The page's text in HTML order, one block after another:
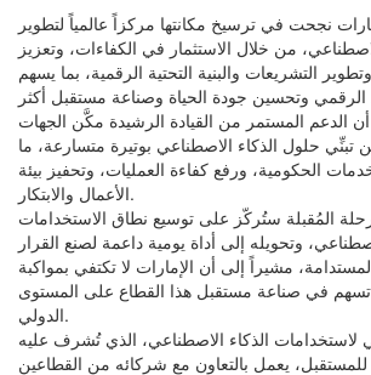
نجحت في ترسيخ مكانتها مركزاً عالمياً لتطوير
من خلال الاستثمار في الكفاءات، وتعزيز
التشريعات والبنية التحتية الرقمية، بما يسهم
الرقمي وتحسين جودة الحياة وصناعة مستقبل أكثر
الدعم المستمر من القيادة الرشيدة مكَّن الجهات
تبنِّي حلول الذكاء الاصطناعي بوتيرة متسارعة، ما
الحكومية، ورفع كفاءة العمليات، وتحفيز بيئة
الأعمال والابتكار.
المُقبلة ستُركّز على توسيع نطاق الاستخدامات
وتحويله إلى أداة يومية داعمة لصنع القرار
مشيراً إلى أن الإمارات لا تكتفي بمواكبة
تسهم في صناعة مستقبل هذا القطاع على المستوى
الدولي.
الذكاء الاصطناعي، الذي تُشرف عليه
يعمل بالتعاون مع شركائه من القطاعين